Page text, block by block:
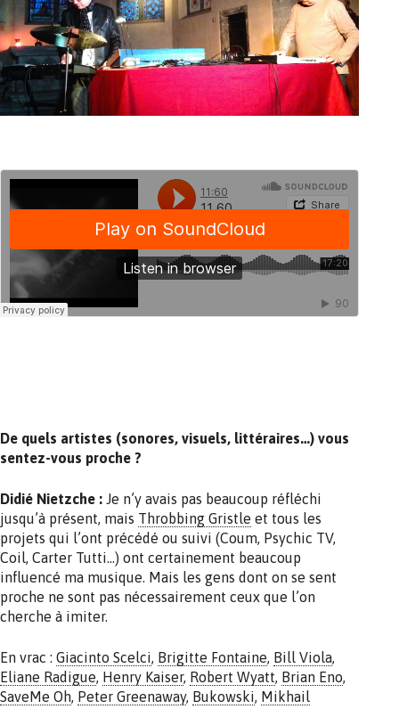
De quels artistes (sonores, visuels, littéraires…) vous
sentez-vous proche ?
Didié Nietzche : Je n’y avais pas beaucoup réfléchi
jusqu’à présent, mais Throbbing Gristle et tous les
projets qui l’ont précédé ou suivi (Coum, Psychic TV,
Coil, Carter Tutti…) ont certainement beaucoup
influencé ma musique. Mais les gens dont on se sent
proche ne sont pas nécessairement ceux que l’on
cherche à imiter.
En vrac : Giacinto Scelci, Brigitte Fontaine, Bill Viola,
Eliane Radigue, Henry Kaiser, Robert Wyatt, Brian Eno,
SaveMe Oh, Peter Greenaway, Bukowski, Mikhail